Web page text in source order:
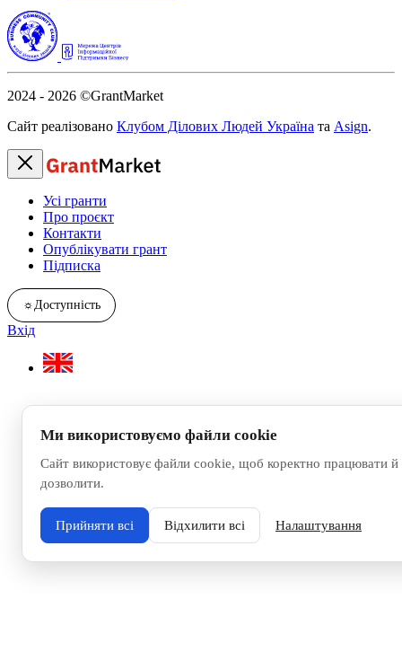
2024 - 2026 ©GrantMarket
Сайт реалізовано Клубом Ділових Людей Україна та Asign.
Усі гранти
Про проєкт
Контакти
Опублікувати грант
Підписка
☼ Доступність
Вхід
Ми використовуємо файли cookie
Сайт використовує файли cookie, щоб коректно працювати
дозволити.
Прийняти всі Відхилити всі Налаштування